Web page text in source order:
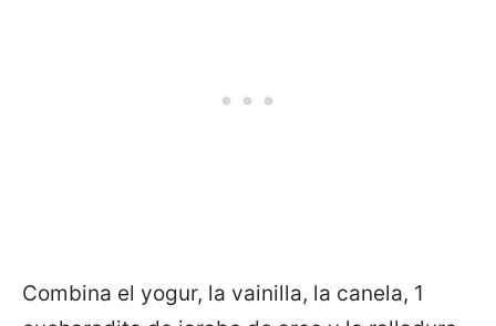
Combina el yogur, la vainilla, la canela, 1